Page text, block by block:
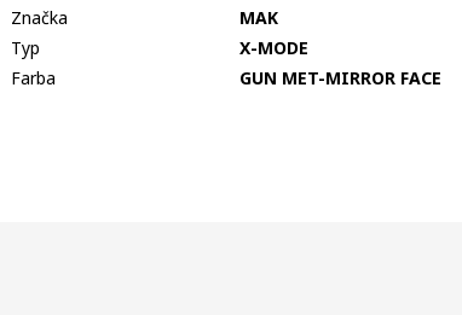
Značka
MAK
Typ
X-MODE
Farba
GUN MET-MIRROR FACE